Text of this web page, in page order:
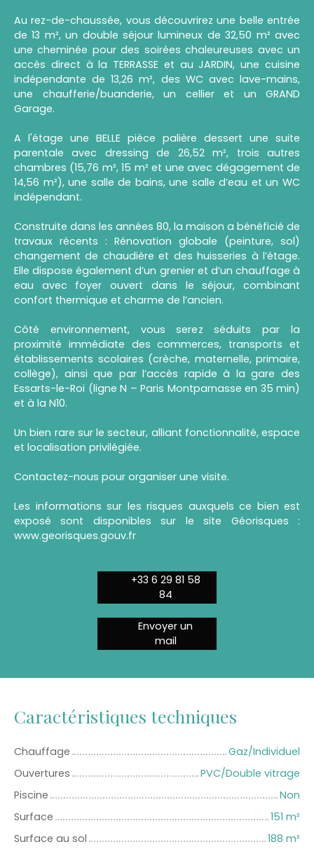
Au rez-de-chaussée, vous découvrirez une belle entrée
de 13 m², un double séjour lumineux de 32,50 m² avec
une cheminée pour des soirées chaleureuses avec un
accès direct à la TERRASSE et au JARDIN, une cuisine
indépendante de 13,26 m², des WC avec lave-mains,
une chaufferie/buanderie, un cellier et un GRAND
Garage.
A l'étage une BELLE pièce palière dessert une suite
parentale avec dressing de 26,52 m², trois autres
chambres (15,76 m², 15 m² et une avec dégagement de
14,56 m²), une salle de bains, une salle d’eau et un WC
indépendant.
Construite dans les années 80, la maison a bénéficié de
travaux récents : Rénovation globale (peinture, sol)
changement de chaudière et des huisseries à l’étage.
Elle dispose également d’un grenier et d’un chauffage à
eau avec foyer ouvert dans le séjour, combinant
confort thermique et charme de l’ancien.
Côté environnement, vous serez séduits par la
proximité immédiate des commerces, transports et
établissements scolaires (crèche, maternelle, primaire,
collège), ainsi que par l’accès rapide à la gare des
Essarts-le-Roi (ligne N – Paris Montparnasse en 35 min)
et à la N10.
Un bien rare sur le secteur, alliant fonctionnalité, espace
et localisation privilégiée.
Contactez-nous pour organiser une visite.
Les informations sur les risques auxquels ce bien est
exposé sont disponibles sur le site Géorisques :
www.georisques.gouv.fr
+33 6 29 81 58
84
Envoyer un
mail
Caractéristiques techniques
Chauffage
Gaz/Individuel
Ouvertures
PVC/Double vitrage
Piscine
Non
Surface
151 m²
Surface au sol
188 m²